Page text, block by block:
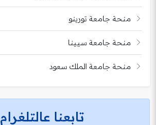
منحة جامعة تورينو
منحة جامعة سيينا
منحة جامعة الملك سعود
تابعنا عالتلغرام